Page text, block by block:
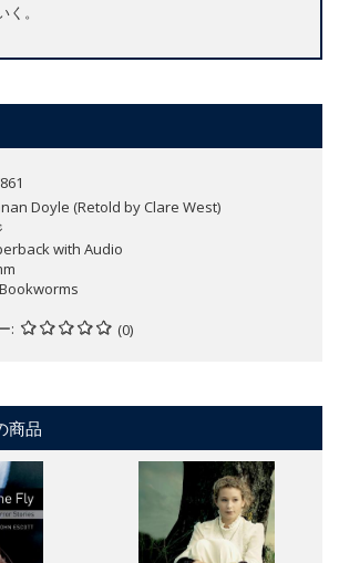
。
Doyle (Retold by Clare West)
with Audio
(0)
商品